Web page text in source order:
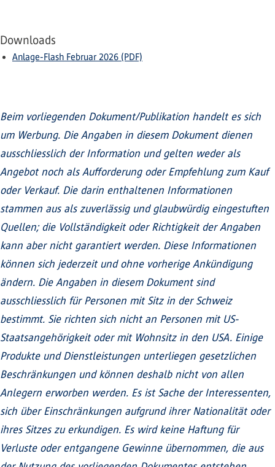
Downloads
Anlage-Flash Februar 2026 (PDF)
Beim vorliegenden Dokument/Publikation handelt es sich
um Werbung. Die Angaben in diesem Dokument dienen
ausschliesslich der Information und gelten weder als
Angebot noch als Aufforderung oder Empfehlung zum Kauf
oder Verkauf. Die darin enthaltenen Informationen
stammen aus als zuverlässig und glaubwürdig eingestuften
Quellen; die Vollständigkeit oder Richtigkeit der Angaben
kann aber nicht garantiert werden. Diese Informationen
können sich jederzeit und ohne vorherige Ankündigung
ändern. Die Angaben in diesem Dokument sind
ausschliesslich für Personen mit Sitz in der Schweiz
bestimmt. Sie richten sich nicht an Personen mit US-
Staatsangehörigkeit oder mit Wohnsitz in den USA. Einige
Produkte und Dienstleistungen unterliegen gesetzlichen
Beschränkungen und können deshalb nicht von allen
Anlegern erworben werden. Es ist Sache der Interessenten,
sich über Einschränkungen aufgrund ihrer Nationalität oder
ihres Sitzes zu erkundigen. Es wird keine Haftung für
Verluste oder entgangene Gewinne übernommen, die aus